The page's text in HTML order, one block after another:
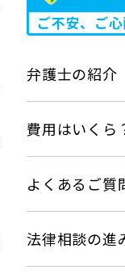
弁護士の紹介
費用はいくら
よくあるご質
法律相談の進